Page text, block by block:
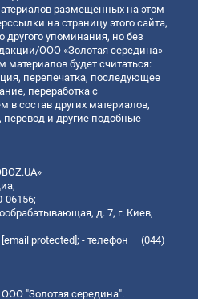
размещенных на этом
на страницу этого сайта,
другого упоминания, но без
ООО «Золотая середина»
будет считаться:
перепечатка, последующее
переработка с
состав других материалов,
перевод и другие подобные
06156;
д. 7, г. Киев,
[email protected] ; - телефон — (044)
"Золотая середина".